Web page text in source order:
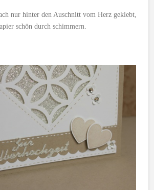
nur hinter den Auschnitt vom Herz geklebt,
schön durch schimmern.